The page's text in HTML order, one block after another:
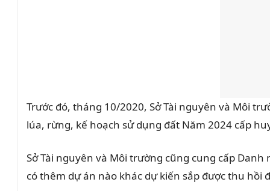
Trước đó, tháng 10/2020, Sở Tài nguyên và Môi
lúa, rừng, kế hoạch sử dụng đất Năm 2024 cấp
Sở Tài nguyên và Môi trường cũng cung cấp
có thêm dự án nào khác dự kiến sắp được thu hồi